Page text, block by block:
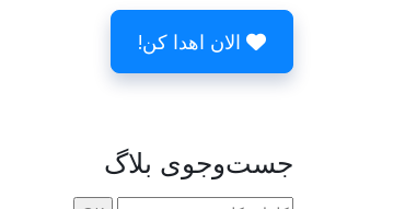
الان اهدا کن!
جست‌وجوی بلاگ